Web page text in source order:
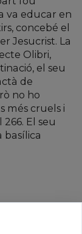
va educar en
concebé el
Jesucrist. La
Olibri,
el seu
de
no ho
més cruels i
El seu
basílica